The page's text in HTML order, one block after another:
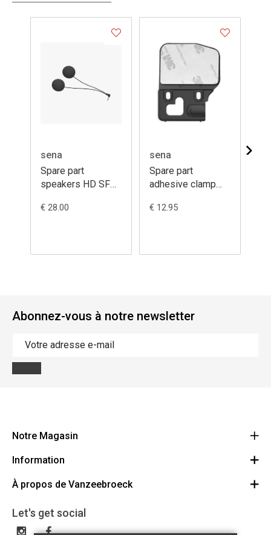
sena
Spare part
speakers HD SF
€ 28.00
sena
Spare part
adhesive clamp
€ 12.95
Abonnez-vous à notre newsletter
Notre Magasin
Vanzeebroeck Motors
1600 Sint-Pieters-Leeuw
023316022
Information
Annulation Commande
Conditions générales
À propos de Vanzeebroeck
Cheque Cadeau
Échange et Retours
Let's get social